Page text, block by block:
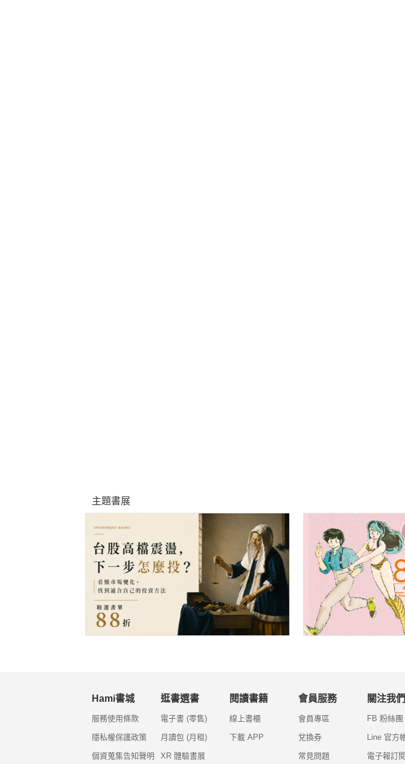
主題書展
Hami書城
服務使用條款
隱私權保護政策
個資蒐集告知聲明
逛書選書
電子書 (零售)
月讀包 (月租)
XR 體驗書展
閱讀書籍
線上書櫃
下載 APP
會員服務
會員專區
兌換券
常見問題
關注我們
FB 粉絲團
Line 官方
電子報訂閱